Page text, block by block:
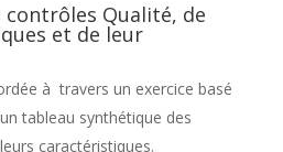
Qualité, de
et de leur
à travers un exercice basé
tableau synthétique des
caractéristiques.